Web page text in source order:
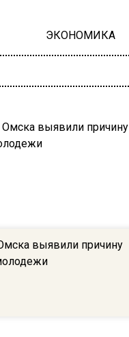
ЭКОНОМИКА
выявили причину